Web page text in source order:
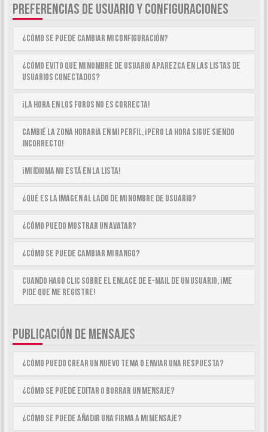
PREFERENCIAS DE USUARIO Y CONFIGURACIONES
¿Cómo se puede cambiar mi configuración?
¿Cómo evito que mi nombre de usuario aparezca en las listas de
usuarios conectados?
¡La hora en los foros no es correcta!
Cambié la zona horaria en mi perfil, ¡pero la hora sigue siendo
incorrecto!
¡Mi idioma no está en la lista!
¿Qué es la imagen al lado de mi nombre de usuario?
¿Cómo puedo mostrar un avatar?
¿Cómo se puede cambiar mi rango?
Cuando hago clic sobre el enlace de e-mail de un usuario, ¡me
pide que me registre!
PUBLICACIÓN DE MENSAJES
¿Cómo puedo crear un nuevo tema o enviar una respuesta?
¿Cómo se puede editar o borrar un mensaje?
¿Cómo se puede añadir una firma a mi mensaje?